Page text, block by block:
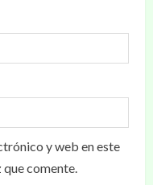
y web en este
comente.